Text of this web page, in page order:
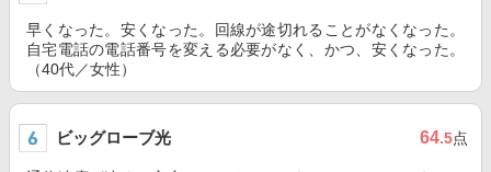
早くなった。安くなった。回線が途切れることがなくなった。
自宅電話の電話番号を変える必要がなく、かつ、安くなった。
（40代／女性）
ビッグローブ光 64.5点